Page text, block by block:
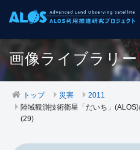
画像ライブラリー
トップ 災害
2011
陸域観測技術衛星「だいち」
(29)